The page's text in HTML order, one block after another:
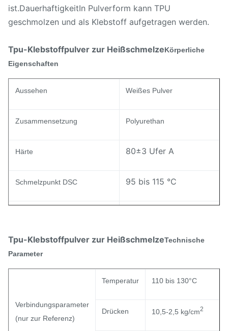
ist.DauerhaftigkeitIn Pulverform kann TPU
geschmolzen und als Klebstoff aufgetragen werden.
Tpu-Klebstoffpulver zur HeißschmelzeKörperliche
Eigenschaften
Aussehen Weißes Pulver
Zusammensetzung Polyurethan
Härte 80±3 Ufer A
Schmelzpunkt DSC 95 bis 115 °C
Widerstandsfähigkeit gegen
Gelbfärbung (Niveau)
Tpu-Klebstoffpulver zur HeißschmelzeTechnische
Parameter
Verbindungsparameter
(nur zur Referenz)
Temperatur 110 bis 130°C
Drücken 10,5-2,5 kg/cm2